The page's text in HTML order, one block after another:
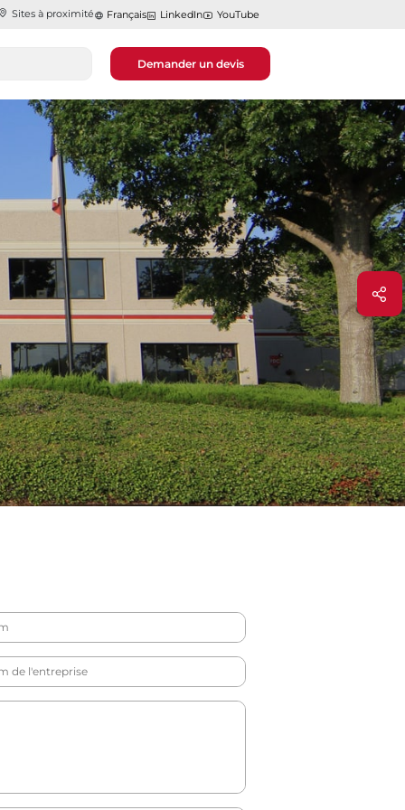
Sites à proximité Français LinkedIn YouTube
Demander un devis